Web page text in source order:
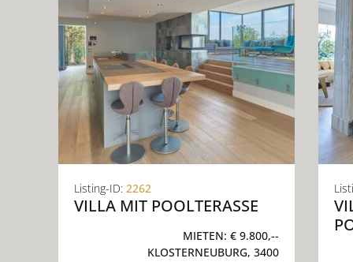
Listing-ID: 2262
VILLA MIT POOLTERASSE
MIETEN: € 9.800,--
KLOSTERNEUBURG, 3400